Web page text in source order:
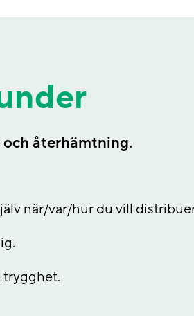
och återhämtning.
när/var/hur du vill
trygghet.